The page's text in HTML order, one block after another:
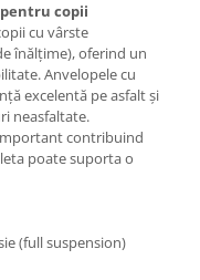
copii
cu vârste
înălțime), oferind un
Anvelopele cu
excelentă pe asfalt și
neasfaltate.
contribuind
poate suporta o
(full suspension)